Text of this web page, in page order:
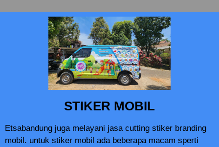
STIKER MOBIL
Etsabandung juga melayani jasa cutting stiker branding
mobil. untuk stiker mobil ada beberapa macam sperti